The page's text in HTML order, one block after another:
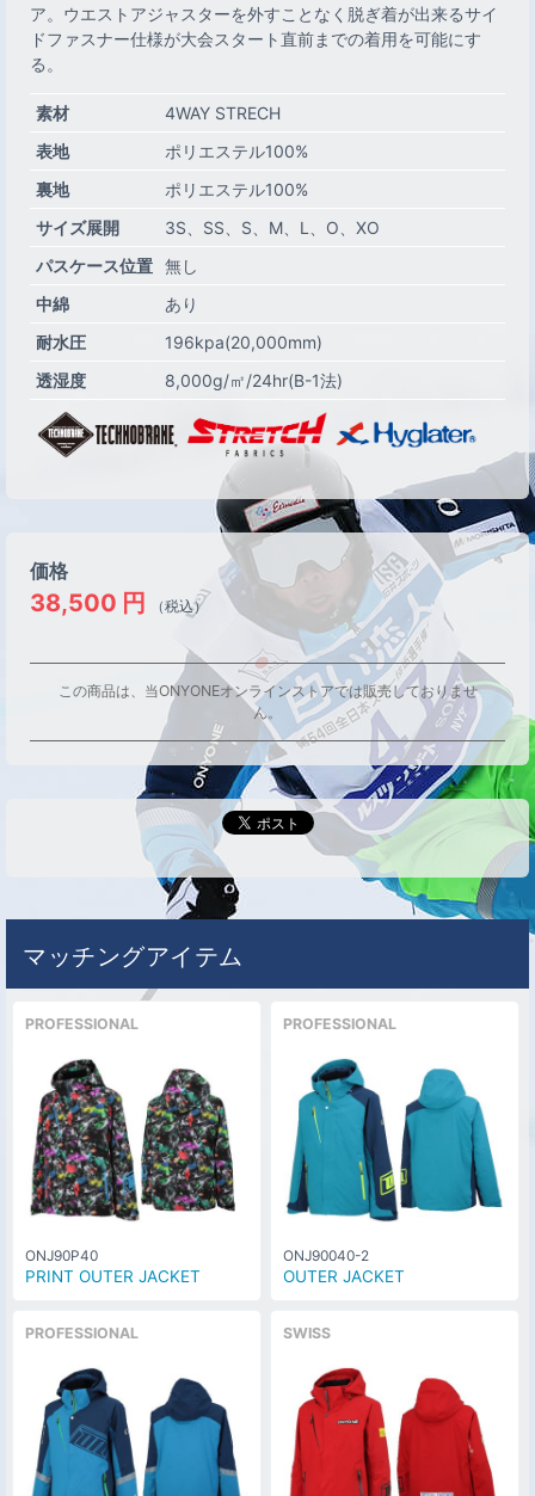
ア。ウエストアジャスターを外すことなく脱ぎ着が出来るサイ
ドファスナー仕様が大会スタート直前までの着用を可能にす
る。
素材
4WAY STRECH
表地
ポリエステル100%
裏地
ポリエステル100%
サイズ展開
3S SS S M L O
XO
パスケース位置 無し
中綿
あり
耐水圧
196kpa(20,000mm)
透湿度
8,000g/㎡/24hr(B-1法)
価格
38,500 円 （税込）
この商品は、当ONYONEオンラインストアでは販売しておりませ
ん。
マッチングアイテム
PROFESSIONAL
ONJ90P40
PRINT OUTER JACKET
PROFESSIONAL
ONJ90040-2
OUTER JACKET
PROFESSIONAL SWISS